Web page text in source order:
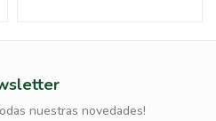
nuestras novedades!